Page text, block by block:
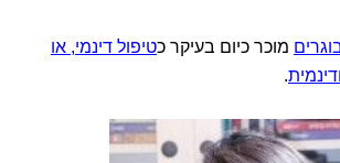
מוכר כיום בעיקר כטיפול דינמי, או
.